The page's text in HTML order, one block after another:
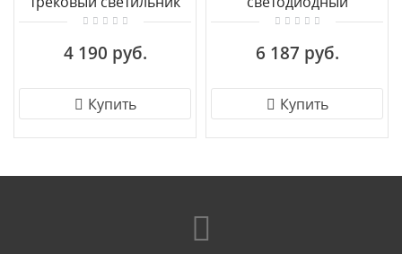
для 3-фазного
Vuoro TR029-3-26W3K-
W-W
4 190 руб.
Купить
светильник для
Donolux Pro-track
DL18761/01 Track W 30W
4000K 45
6 187 руб.
Купить